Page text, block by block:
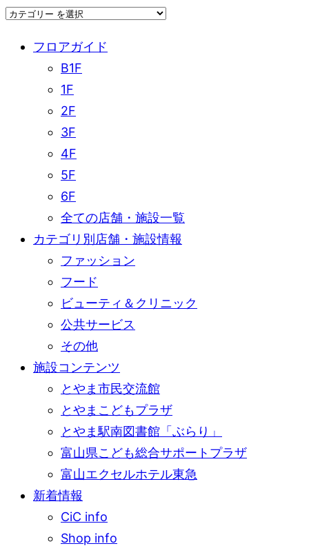
フロアガイド
B1F
1F
2F
3F
4F
5F
6F
全ての店舗・施設一覧
カテゴリ別店舗・施設情報
ファッション
フード
ビューティ＆クリニック
公共サービス
その他
施設コンテンツ
とやま市民交流館
とやまこどもプラザ
とやま駅南図書館「ぶらり」
富山県こども総合サポートプラザ
富山エクセルホテル東急
新着情報
CiC info
Shop info